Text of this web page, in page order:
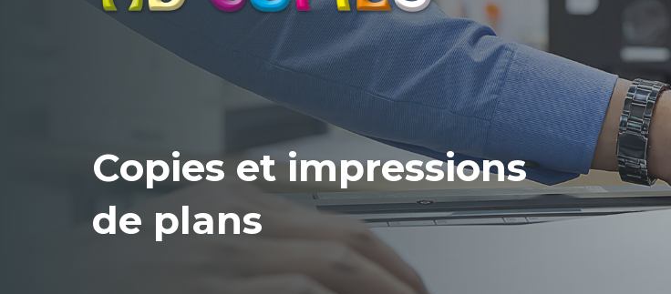
Copies et impressions
de plans